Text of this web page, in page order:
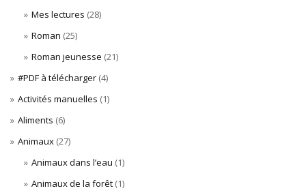
Mes lectures (28)
Roman (25)
Roman jeunesse (21)
#PDF à télécharger (4)
Activités manuelles (1)
Aliments (6)
Animaux (27)
Animaux dans l’eau (1)
Animaux de la forêt(1)